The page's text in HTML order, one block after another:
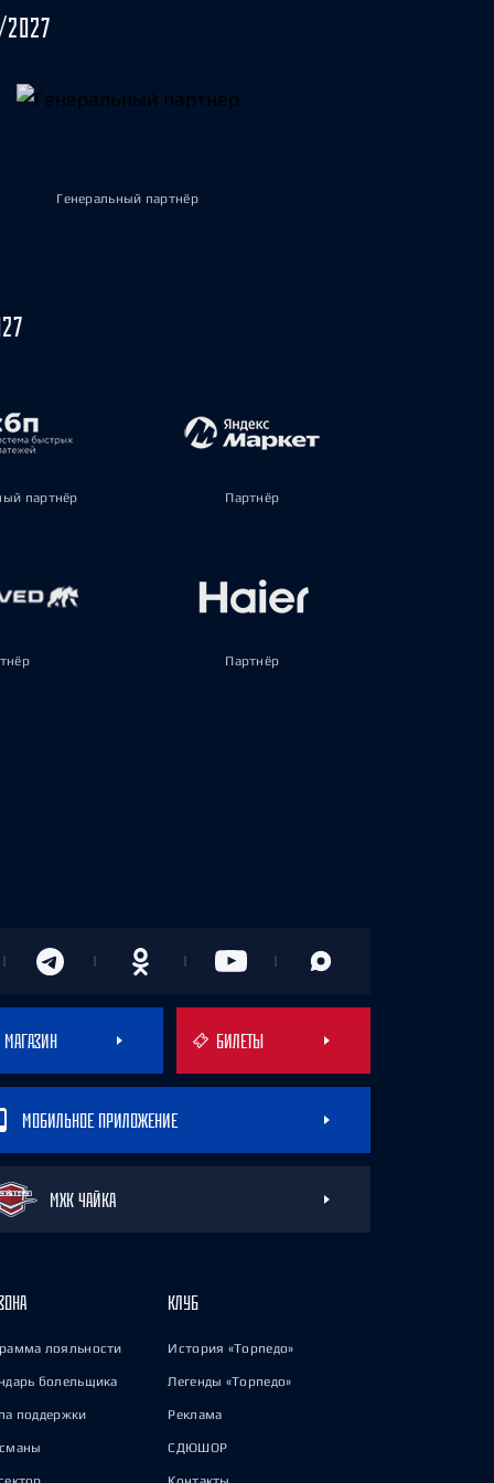
Генеральный партнёр
партнёр Партнёр
Партнёр
МАГАЗИН БИЛЕТЫ
МОБИЛЬНОЕ ПРИЛОЖЕНИЕ
МХК ЧАЙКА
лояльности
болельщика
поддержки
КЛУБ
История «Торпедо»
Легенды «Торпедо»
Реклама
СДЮШОР